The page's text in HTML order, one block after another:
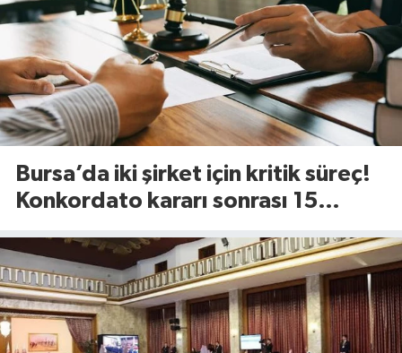
Bursa’da iki şirket için kritik süreç!
Konkordato kararı sonrası 15